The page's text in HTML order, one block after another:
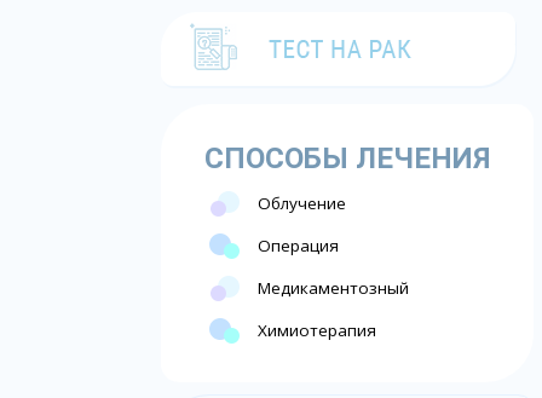
СПОСОБЫ ЛЕЧЕНИЯ
Облучение
Операция
Медикаментозный
Химиотерапия